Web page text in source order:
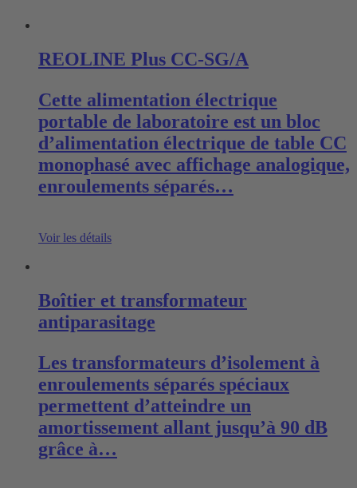
REOLINE Plus CC-SG/A
Cette alimentation électrique
portable de laboratoire est un bloc
d’alimentation électrique de table CC
monophasé avec affichage analogique,
enroulements séparés…
Voir les détails
Boîtier et transformateur
antiparasitage
Les transformateurs d’isolement à
enroulements séparés spéciaux
permettent d’atteindre un
amortissement allant jusqu’à 90 dB
grâce à…